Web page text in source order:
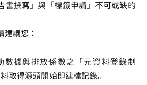
書撰寫」與「標籤申請」不可或缺的
建議您：
數據與排放係數之「元資料登錄制
取得源頭開始即建檔記錄。